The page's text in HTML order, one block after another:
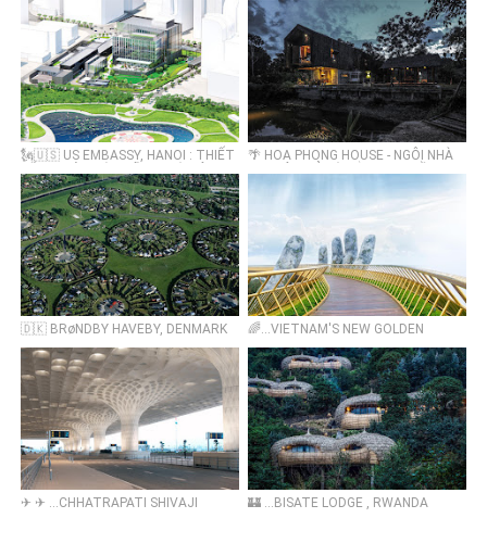
🗽🇺🇸 US EMBASSY, HANOI : THIẾT
KẾ ĐẠI SỨ QUÁN MỸ TẠI HÀ NỘI 1.2
TỶ $, THUÊ ĐẤT 99 NĂM CÓ HÌNH
DẠNG THẾ NÀO? 🗽
🌴 HOA PHONG HOUSE - NGÔI NHÀ
04 KHÔNG Ở ĐÀ NẰNG: KO ĐIỀU
HÒA , KO CỬA SỔ NHÔM KÍNH, KO
GẠCH NUNG, KO SƠN TƯỜNG
🇩🇰 BRøNDBY HAVEBY, DENMARK
🌈...VIETNAM'S NEW GOLDEN
BRIDGE , BANA HILL by SUNGROUP
🌈
✈ ✈ ...CHHATRAPATI SHIVAJI
🏰 ...BISATE LODGE , RWANDA